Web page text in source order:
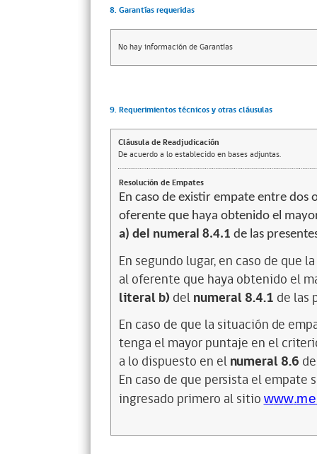
8. Garantías requeridas
No hay información de Garantías
9. Requerimientos técnicos y otras cláusulas
Cláusula de Readjudicación
De acuerdo a lo establecido en bases adjuntas.
Resolución de Empates
En caso de existir empate entre dos
oferente que haya obtenido el
a) del numeral 8.4.1 de las
En segundo lugar, en caso de que
al oferente que haya obtenido el
literal b)delnumeral 8.4.1 de las
En caso de que la situación de emp
tenga elmayorpuntaje en el crit
a lo dispuesto en elnumeral 8.6 d
En caso de que persista el empate
ingresado primero al sitiowww.me